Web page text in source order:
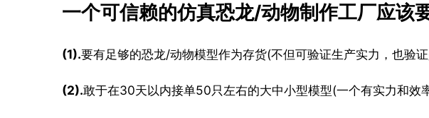
一个可信赖的仿真恐龙/动物制作工厂应该
(1).要有足够的恐龙/动物模型作为存货(不但可验证生产实力，也验证
(2).敢于在30天以内接单50只左右的大中小型模型(一个有实力和效